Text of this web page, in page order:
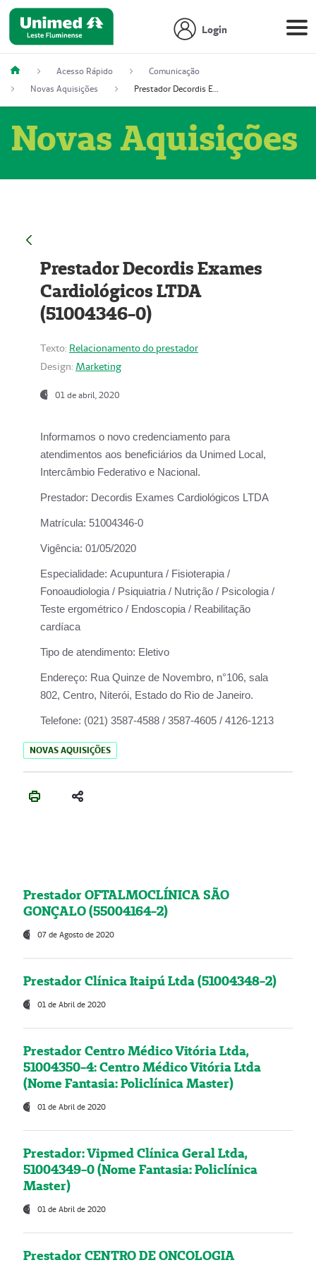
Login
Acesso Rápido
Comunicação
Novas Aquisições
Prestador Decordis Exames Cardiológicos LTDA (51004346-0)
Novas Aquisições
Prestador Decordis Exames
Cardiológicos LTDA
(51004346-0)
Texto: Relacionamento do prestador
Design: Marketing
01 de abril, 2020
Informamos o novo credenciamento para
atendimentos aos beneficiários da Unimed Local,
Intercâmbio Federativo e Nacional.
Prestador: Decordis Exames Cardiológicos LTDA
Matrícula: 51004346-0
Vigência: 01/05/2020
Especialidade: Acupuntura / Fisioterapia /
Fonoaudiologia / Psiquiatria / Nutrição / Psicologia /
Teste ergométrico / Endoscopia / Reabilitação
cardíaca
Tipo de atendimento: Eletivo
Endereço: Rua Quinze de Novembro, n°106, sala
802, Centro, Niterói, Estado do Rio de Janeiro.
Telefone: (021) 3587-4588 / 3587-4605 / 4126-1213
NOVAS AQUISIÇÕES
Prestador OFTALMOCLÍNICA SÃO
GONÇALO (55004164-2)
07 de Agosto de 2020
Prestador Clínica Itaipú Ltda (51004348-2)
01 de Abril de 2020
Prestador Centro Médico Vitória Ltda,
51004350-4: Centro Médico Vitória Ltda
(Nome Fantasia: Policlínica Master)
01 de Abril de 2020
Prestador: Vipmed Clínica Geral Ltda,
51004349-0 (Nome Fantasia: Policlínica
Master)
01 de Abril de 2020
Prestador CENTRO DE ONCOLOGIA